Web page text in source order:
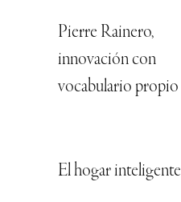
Pierre Rainero,
innovación con
vocabulario propio
El hogar inteligente